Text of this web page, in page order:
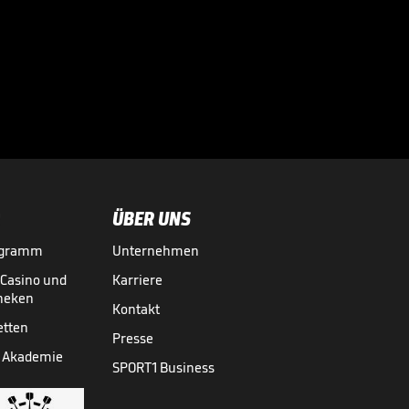
und
Akademie
ÜBER UNS
Unternehmen
Karriere
Kontakt
Presse
SPORT1 Business